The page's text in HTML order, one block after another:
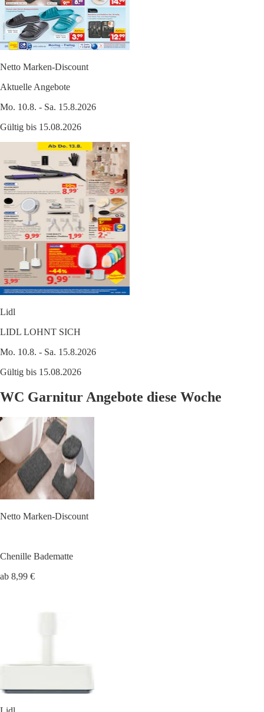
Netto Marken-Discount
Aktuelle Angebote
Mo. 10.8. - Sa. 15.8.2026
Gültig bis 15.08.2026
Lidl
LIDL LOHNT SICH
Mo. 10.8. - Sa. 15.8.2026
Gültig bis 15.08.2026
WC Garnitur Angebote diese Woche
Netto Marken-Discount
Chenille Badematte
ab 8,99 €